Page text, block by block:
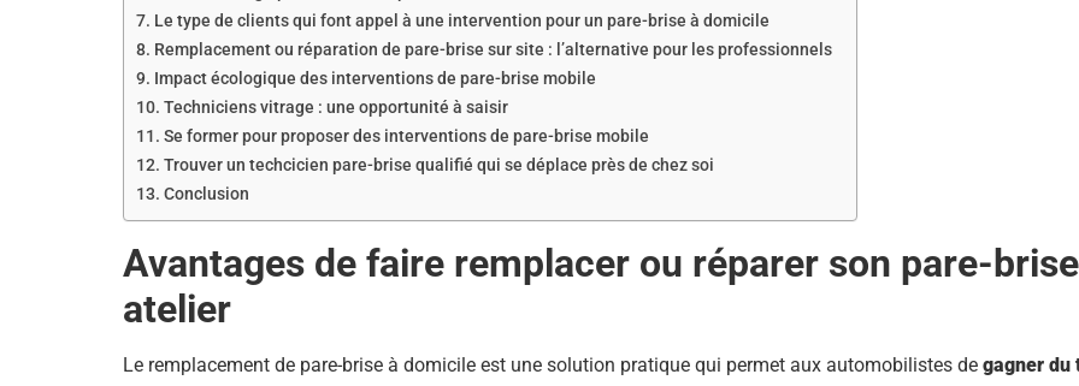
Le type de clients qui font appel à une intervention pour un pare-brise à domicile
Remplacement ou réparation de pare-brise sur site : l’alternative pour les professionnels
Impact écologique des interventions de pare-brise mobile
Techniciens vitrage : une opportunité à saisir
Se former pour proposer des interventions de pare-brise mobile
Trouver un techcicien pare-brise qualifié qui se déplace près de chez soi
Conclusion
Avantages de faire remplacer ou réparer son pare-
atelier
Le remplacement de pare-brise à domicile est une solution pratique qui permet aux automobilistes de gagner du